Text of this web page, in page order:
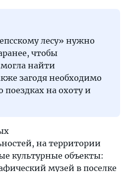
лесу» нужно
чтобы
найти
загодя необходимо
поездках на охоту и
на территории
культурные объекты:
музей в поселке